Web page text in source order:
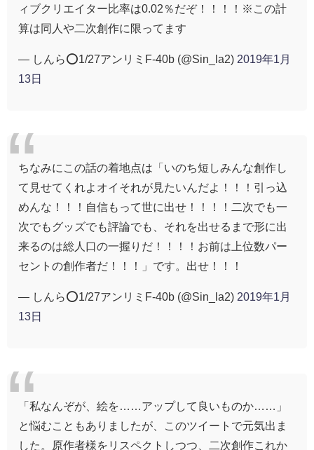
ィブクリエイター比率は0.02％だぞ！！！！※この計
算は同人や二次創作に限ってます
— しんら⭕️1/27アンリミF-40b (@Sin_la2) 2019年1月
13日
ちなみにこの話の着地点は「いのち短しみんな創作し
て見せてくれよオイそれが見たいんだよ！！！引っ込
めんな！！！自信もって世に出せ！！！！二次でも一
次でもグッズでも評論でも、それを出せるまで形に出
来るのは総人口の一握りだ！！！！お前は上位数パー
セントの創作者だ！！！」です。出せ！！！
— しんら⭕️1/27アンリミF-40b (@Sin_la2) 2019年1月
13日
「私なんぞが、絵を……アップして良いものか……」
と悩むこともありましたが、このツイートで元気出ま
した。原作者様をリスペクトしつつ、二次創作これか